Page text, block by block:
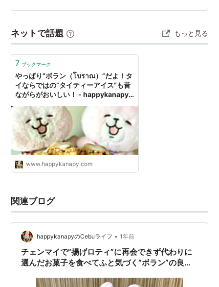
すね。 ららぽさん、いい言葉ですね(∩´∀｀)∩コメント頂
ネットで話題 もっと見る
7 ブックマーク
やっぱり”ボラン（โบราณ）”だよ！タ
イならではの”タイティーアイス”も昔
ながらがおいしい！ - happykanapy
www.happykanapy.com
関連ブログ
happykanapyのCebuライフ • 1年前
チェンマイで”揚げロティ”に再会できず代わりに
選んだお菓子を食べてふと気づく”ボラン”の良さ